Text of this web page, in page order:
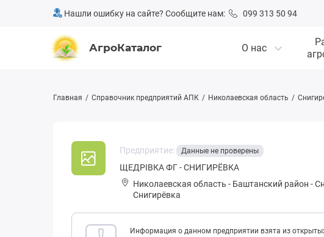
Нашли ошибку на сайте? Сообщите нам: 099 313 50 94
АгроКаталог О нас
Главная Справочник предприятий АПК Николаевская область
Предприятие: Данные не проверены
ЩЕДРІВКА ФГ - СНИГИРЁВКА
Николаевская область - Баштанский район -
Снигирёвка
Информация о данном предприятии взята из